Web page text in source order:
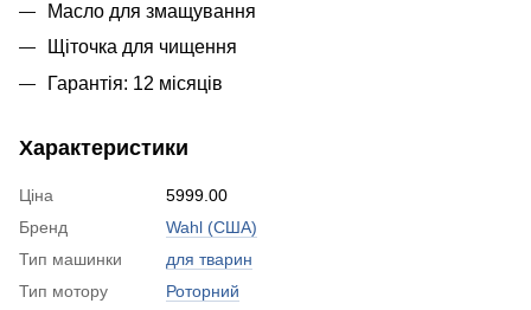
Масло для змащування
Щіточка для чищення
Гарантія: 12 місяців
Характеристики
Ціна
5999.00
Бренд
Wahl (США)
Тип машинки
для тварин
Тип мотору
Роторний